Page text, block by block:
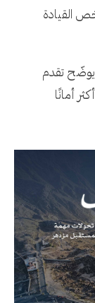
القيادة
تقدم
أمانًا